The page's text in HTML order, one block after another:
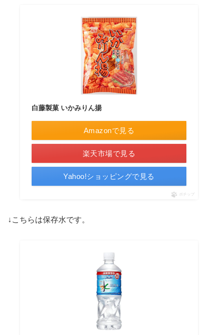
白藤製菓 いかみりん揚
Amazonで見る
楽天市場で見る
Yahoo!ショッピングで見る
ポチップ
↓こちらは保存水です。